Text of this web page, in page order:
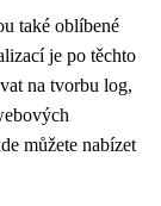
také oblíbené
je po těchto
na tvorbu log,
můžete nabízet